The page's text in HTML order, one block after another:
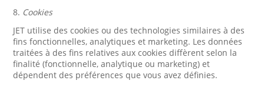
8. Cookies
JET utilise des cookies ou des technologies similaires à des
fins fonctionnelles, analytiques et marketing. Les données
traitées à des fins relatives aux cookies diffèrent selon la
finalité (fonctionnelle, analytique ou marketing) et
dépendent des préférences que vous avez définies.